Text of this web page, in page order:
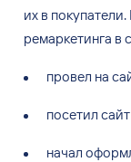
их в
ремаркетинга в
провел на
посетил
начал